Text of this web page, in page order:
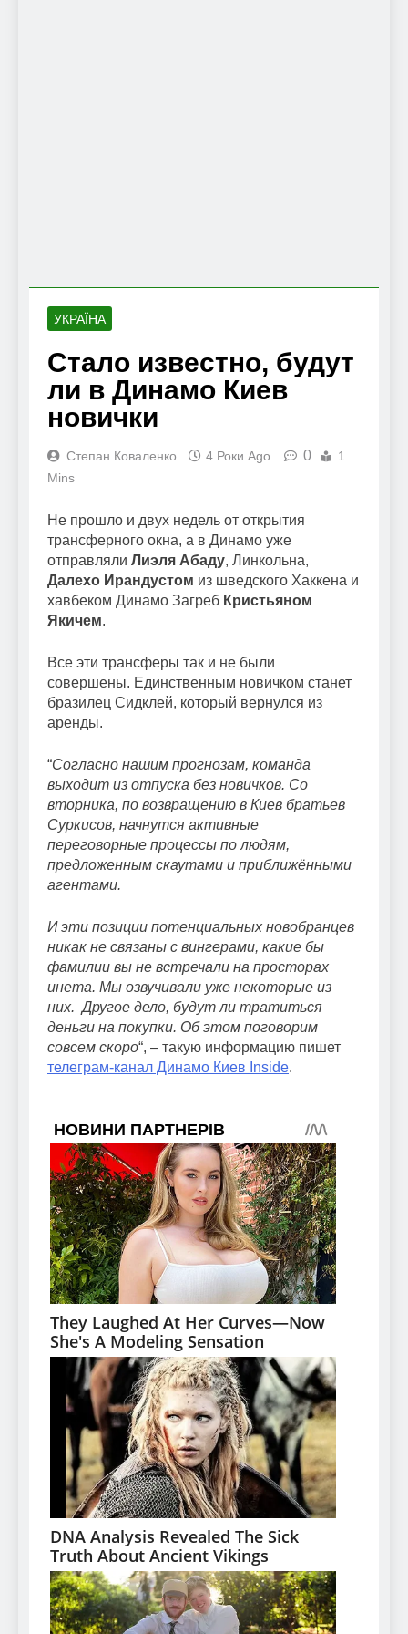
УКРАЇНА
Стало известно, будут
ли в Динамо Киев
новички
Степан Коваленко 4 Роки Ago 0
1
Mins
Не прошло и двух недель от открытия
трансферного окна, а в Динамо уже
отправляли Лиэля Абаду, Линкольна,
Далехо Ирандустом из шведского Хаккена и
хавбеком Динамо Загреб Кристьяном
Якичем.
Все эти трансферы так и не были
совершены. Единственным новичком станет
бразилец Сидклей, который вернулся из
аренды.
“Согласно нашим прогнозам, команда
выходит из отпуска без новичков. Со
вторника, по возвращению в Киев братьев
Суркисов, начнутся активные
переговорные процессы по людям,
предложенным скаутами и приближёнными
агентами.
И эти позиции потенциальных новобранцев
никак не связаны с вингерами, какие бы
фамилии вы не встречали на просторах
инета. Мы озвучивали уже некоторые из
них. Другое дело, будут ли тратиться
деньги на покупки. Об этом поговорим
совсем скоро“, – такую информацию пишет
телеграм-канал Динамо Киев Inside.